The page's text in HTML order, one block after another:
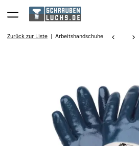
Zurück zur Liste Arbeitshandschuhe